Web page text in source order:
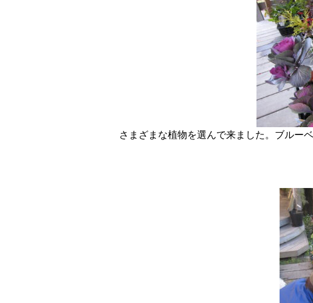
さまざまな植物を選んで来ました。ブルー